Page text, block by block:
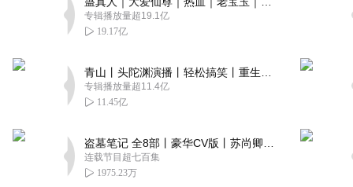
专辑播放量超19.1亿
19.17亿
专辑播放量超11.4亿
11.45亿
连载节目超七百集
1975.23万